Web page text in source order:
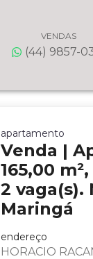
VENDAS
(44) 9857-
apartamento
Venda |
165,00
2 vaga(s).
Maringá
endereço
HORACIO